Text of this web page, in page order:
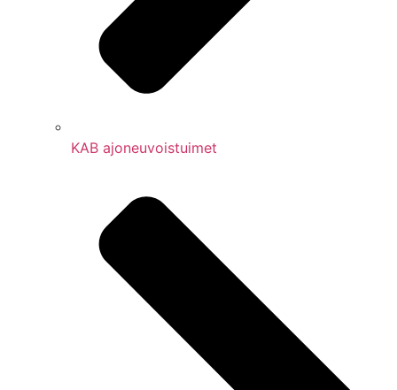
KAB ajoneuvoistuimet